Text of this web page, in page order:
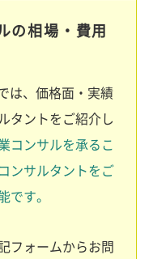
の相場・費用
は、価格面・実績
タントをご紹介し
コンサルを承るこ
ンサルタントをご
です。
フォームからお問